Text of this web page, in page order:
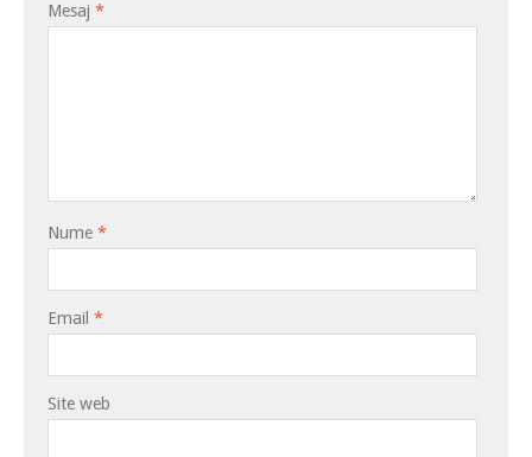
Mesaj *
Nume *
Email *
Site web